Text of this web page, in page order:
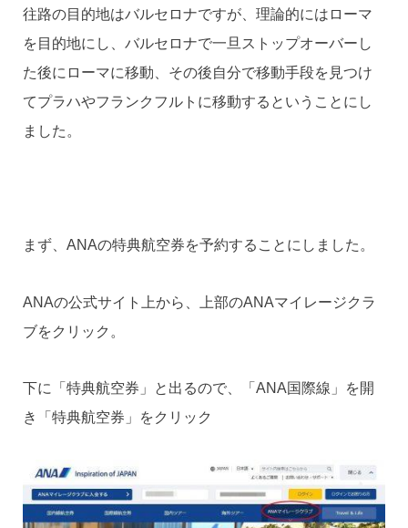
往路の目的地はバルセロナですが、理論的にはローマ
を目的地にし、バルセロナで一旦ストップオーバーし
た後にローマに移動、その後自分で移動手段を見つけ
てプラハやフランクフルトに移動するということにし
ました。
まず、ANAの特典航空券を予約することにしました。
ANAの公式サイト上から、上部のANAマイレージクラ
ブをクリック。
下に「特典航空券」と出るので、「ANA国際線」を開
き「特典航空券」をクリック